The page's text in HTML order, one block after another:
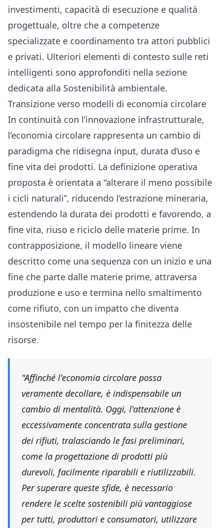
investimenti, capacità di esecuzione e qualità
progettuale, oltre che a competenze
specializzate e coordinamento tra attori pubblici
e privati. Ulteriori elementi di contesto sulle reti
intelligenti sono approfonditi nella sezione
dedicata alla Sostenibilità ambientale.
Transizione verso modelli di economia circolare
In continuità con l’innovazione infrastrutturale,
l’economia circolare rappresenta un cambio di
paradigma che ridisegna input, durata d’uso e
fine vita dei prodotti. La definizione operativa
proposta è orientata a “alterare il meno possibile
i cicli naturali”, riducendo l’estrazione mineraria,
estendendo la durata dei prodotti e favorendo, a
fine vita, riuso e riciclo delle materie prime. In
contrapposizione, il modello lineare viene
descritto come una sequenza con un inizio e una
fine che parte dalle materie prime, attraversa
produzione e uso e termina nello smaltimento
come rifiuto, con un impatto che diventa
insostenibile nel tempo per la finitezza delle
risorse.
"Affinché l'economia circolare possa
veramente decollare, è indispensabile un
cambio di mentalità. Oggi, l'attenzione è
eccessivamente concentrata sulla gestione
dei rifiuti, tralasciando le fasi preliminari,
come la progettazione di prodotti più
durevoli, facilmente riparabili e riutilizzabili.
Per superare queste sfide, è necessario
rendere le scelte sostenibili più vantaggiose
per tutti, produttori e consumatori, utilizzare